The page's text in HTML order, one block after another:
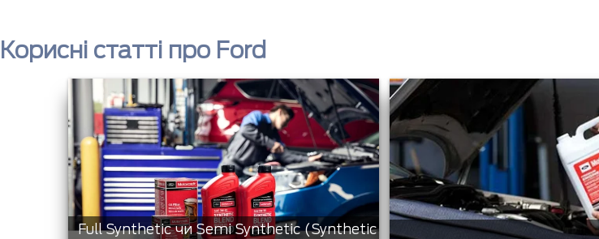
Корисні статті про Ford
Full Synthetic чи Semi Synthetic (Synthetic